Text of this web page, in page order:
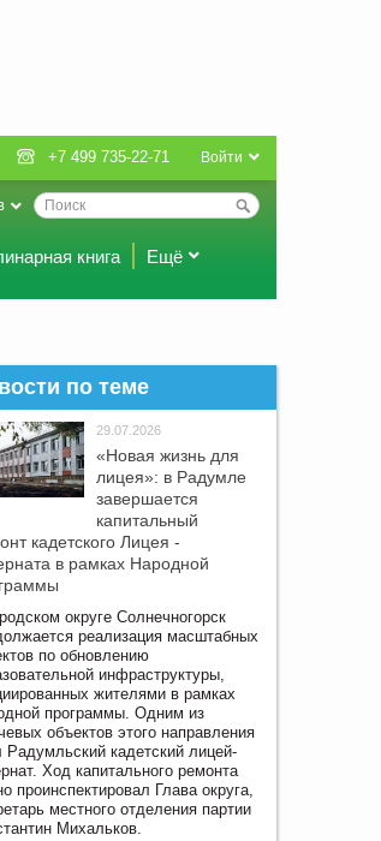
Войти
+7 499 735-22-71
книга Ещё
по теме
29.07.2026
«Новая жизнь для
лицея»: в Радумле
завершается
капитальный
кадетского Лицея -
в рамках Народной
округе Солнечногорск
реализация масштабных
по обновлению
инфраструктуры,
жителями в рамках
программы. Одним из
объектов этого направления
Радумльский кадетский лицей-
Ход капитального ремонта
проинспектировал Глава округа,
местного отделения партии
Михальков.